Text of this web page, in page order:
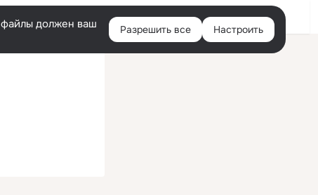
Войти
файлы должен ваш
Разрешить все Настроить